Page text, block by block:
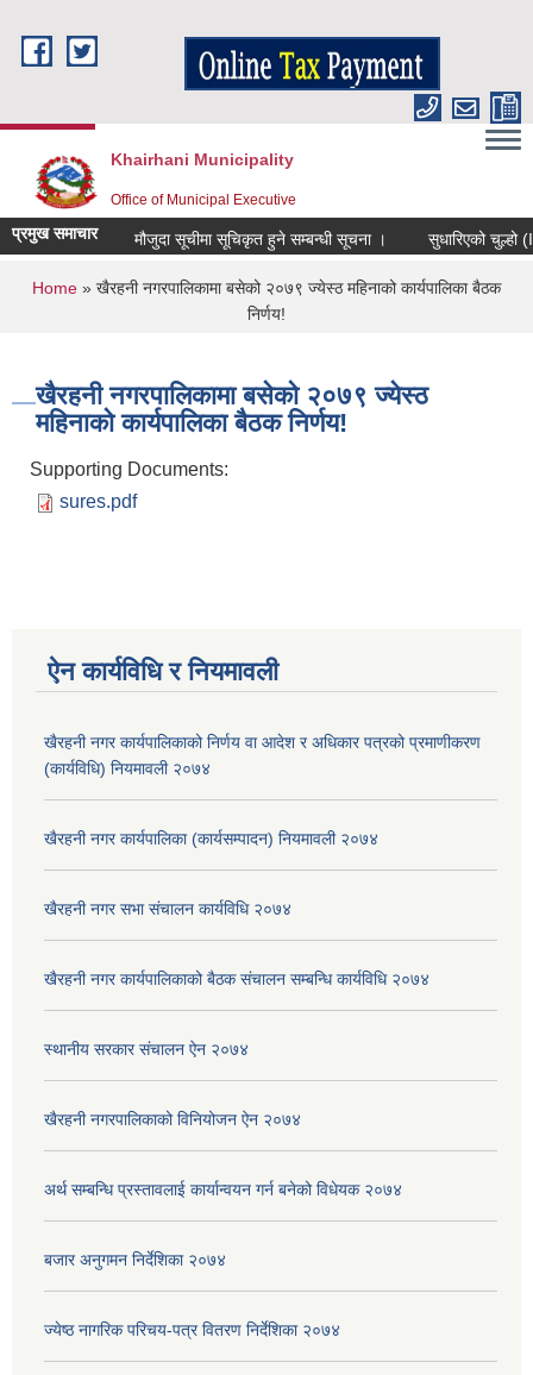
Khairhani Municipality
Office of Municipal Executive
प्रमुख समाचार मौजुदा सूचीमा सूचिकृत हुने सम्बन्धी सूचना । सुधारिएको चुल्हो
You are here
Home » खैरहनी नगरपालिकामा बसेको २०७९ ज्येस्ठ महिनाको कार्यपालिका बैठक
निर्णय!
खैरहनी नगरपालिकामा बसेको २०७९ ज्येस्ठ
महिनाको कार्यपालिका बैठक निर्णय!
Supporting Documents:
sures.pdf
ऐन कार्यविधि र नियमावली
खैरहनी नगर कार्यपालिकाको निर्णय वा आदेश र अधिकार पत्रको प्रमाणीकरण
(कार्यविधि) नियमावली २०७४
खैरहनी नगर कार्यपालिका (कार्यसम्पादन) नियमावली २०७४
खैरहनी नगर सभा संचालन कार्यविधि २०७४
खैरहनी नगर कार्यपालिकाको बैठक संचालन सम्बन्धि कार्यविधि २०७४
स्थानीय सरकार संचालन ऐन २०७४
खैरहनी नगरपालिकाको विनियोजन ऐन २०७४
अर्थ सम्बन्धि प्रस्तावलाई कार्यान्वयन गर्न बनेको विधेयक २०७४
बजार अनुगमन निर्देशिका २०७४
ज्येष्ठ नागरिक परिचय-पत्र वितरण निर्देशिका २०७४